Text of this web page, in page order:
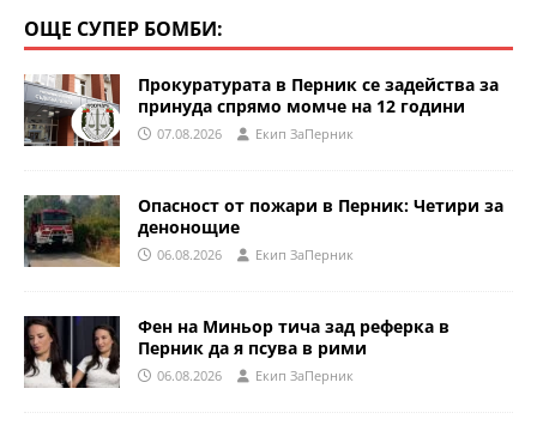
ОЩЕ СУПЕР БОМБИ:
Прокуратурата в Перник се задейства за
принуда спрямо момче на 12 години
07.08.2026 Eкип ЗаПерник
Опасност от пожари в Перник: Четири за
денонощие
06.08.2026 Eкип ЗаПерник
Фен на Миньор тича зад реферка в
Перник да я псува в рими
06.08.2026 Eкип ЗаПерник